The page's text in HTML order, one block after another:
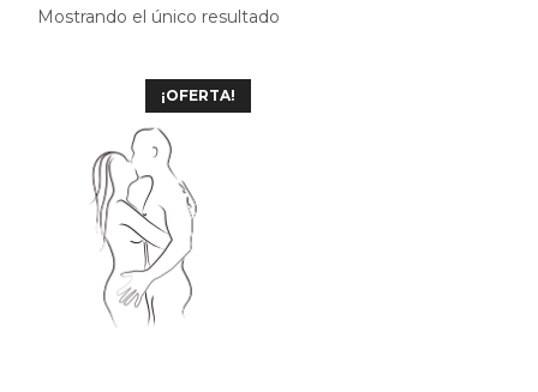
Mostrando el único resultado
¡OFERTA!